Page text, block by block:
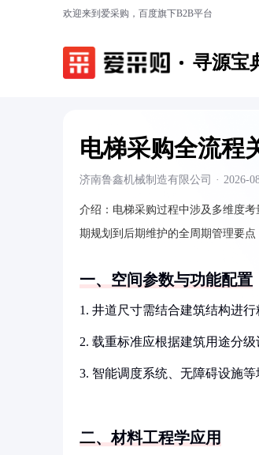
欢迎来到爱采购，百度旗下B2B平台
寻源宝
电梯采购全流程
济南鲁鑫机械制造有限公司 · 2026-
介绍： 电梯采购过程中涉及多维度
期规划到后期维护的全周期管理要
一、空间参数与功能配置
1. 井道尺寸需结合建筑结构进
2. 载重标准应根据建筑用途分
3. 智能调度系统、无障碍设施
二、材料工程学应用